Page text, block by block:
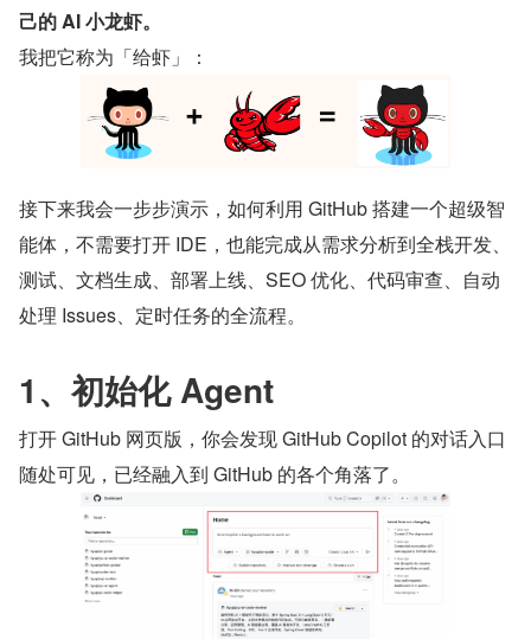
己的 AI 小龙虾。
我把它称为「给虾」：
接下来我会一步步演示，如何利用 GitHub 搭建一个超级智
能体，不需要打开 IDE，也能完成从需求分析到全栈开发、
测试、文档生成、部署上线、SEO 优化、代码审查、自动
处理 Issues、定时任务的全流程。
1、初始化 Agent
打开 GitHub 网页版，你会发现 GitHub Copilot 的对话入口
随处可见，已经融入到 GitHub 的各个角落了。